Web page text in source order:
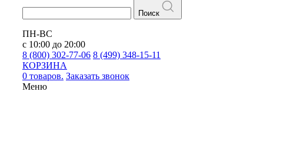
Поиск
ПН-ВС
с 10:00 до 20:00
8 (800) 302-77-06 8 (499) 348-15-11
КОРЗИНА
0 товаров. Заказать звонок
Меню